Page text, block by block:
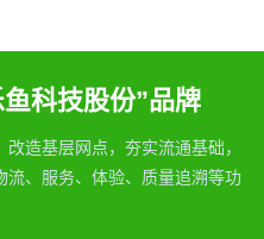
科技股份”品牌
造基层网点，夯实流通基础，
、服务、体验、质量追溯等功